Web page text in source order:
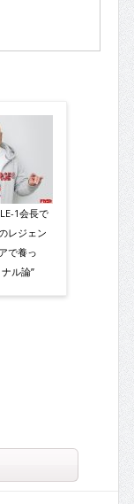
1会長で
レジェン
で養っ
ル論”